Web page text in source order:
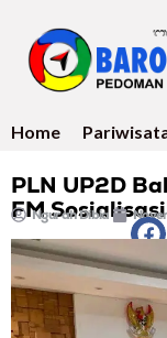
Home
PLN UP2D
FMNgurah Dibia